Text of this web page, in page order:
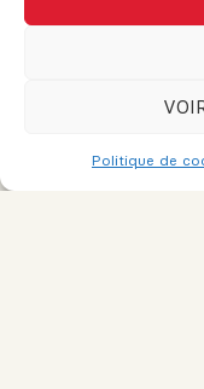
Politique de
Si vous avez des
conseils sont fournis